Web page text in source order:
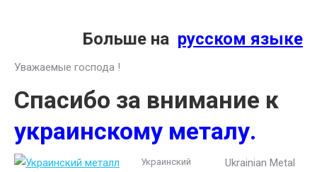
Больше на русском языке
Уважаемые господа !
Спасибо за внимание к
украинскому металу.
Украинский
Ukrainian Metal